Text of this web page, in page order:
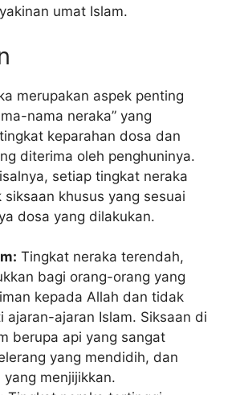
umat Islam.
merupakan aspek penting
nama neraka” yang
keparahan dosa dan
diterima oleh penghuninya.
setiap tingkat neraka
khusus yang sesuai
dosa yang dilakukan.
Tingkat neraka terendah,
bagi orang-orang yang
kepada Allah dan tidak
ajaran-ajaran Islam. Siksaan di
berupa api yang sangat
yang mendidih, dan
yang menjijikkan.